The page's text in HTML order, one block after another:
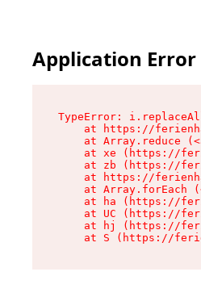
Application Error
TypeError:
at https://
at Array.reduce
at xe (https://
at zb (https://
at https://
at Array.forEach
at ha (https://
at UC (https://
at hj (https://
at S (https://